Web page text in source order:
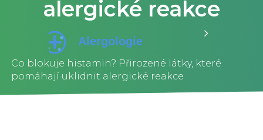
alergické reakce
Co blokuje histamin? Přirozené látky, které
pomáhají uklidnit alergické reakce